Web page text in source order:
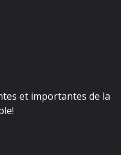
et importantes de la